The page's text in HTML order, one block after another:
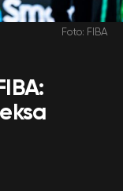
Foto: FIBA